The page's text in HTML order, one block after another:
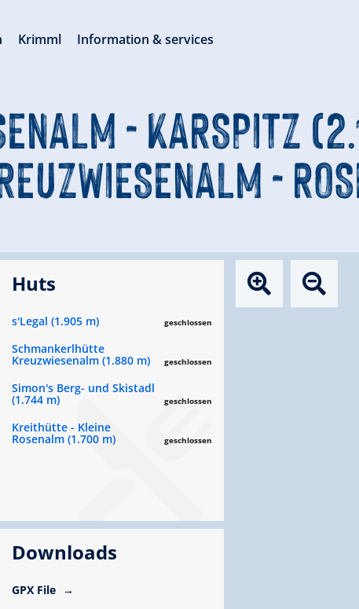
- KARSPITZ
-
Huts
s'Legal (1.905 m) geschlossen
Schmankerlhütte
Kreuzwiesenalm (1.880 m) geschlossen
Simon's Berg- und Skistadl
(1.744 m) geschlossen
Kreithütte - Kleine
Rosenalm (1.700 m) geschlossen
Downloads
GPX File
Krimml Information & services